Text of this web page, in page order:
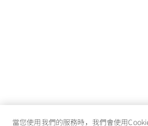
當您使用我們的服務時，我們會使用